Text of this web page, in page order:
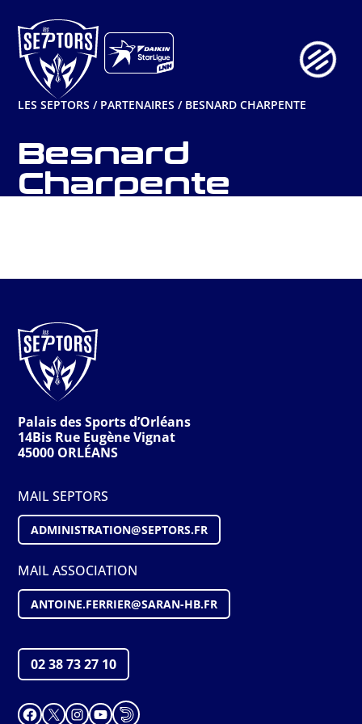
contenu
LES SEPTORS / PARTENAIRES / BESNARD CHARPENTE
Besnard
Charpente
Palais des Sports d’Orléans
14Bis Rue Eugène Vignat
45000 ORLÉANS
MAIL SEPTORS
ADMINISTRATION@SEPTORS.FR
MAIL ASSOCIATION
ANTOINE.FERRIER@SARAN-HB.FR
02 38 73 27 10
Facebook
X Instagram
YouTube